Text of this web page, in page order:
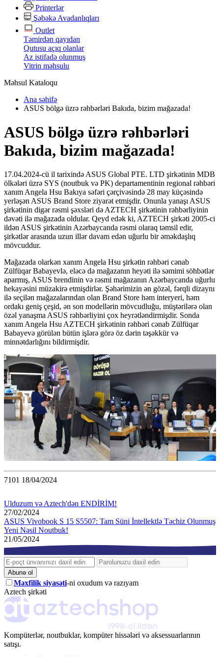
Printerlər
Şəbəkə Avadanlıqları
Outlet
Təmirdən qayıdan
Qutusu açıq olanlar
Az istifadə olunmuş
Vitrin məhsulu
Məhsul Kataloqu
Ana səhifə
ASUS bölgə üzrə rəhbərləri Bakıda, bizim mağazada!
ASUS bölgə üzrə rəhbərləri
Bakıda, bizim mağazada!
17.04.2024-cü il tarixində ASUS Global PTE. LTD şirkətinin MDB
ölkələri üzrə SYS (noutbuk və PK) departamentinin regional rəhbəri
xanım Angela Hsu Bakıya səfəri çərçivəsində 28 may küçəsində
yerləşən ASUS Brand Store ziyarət etmişdir. Onunla yanaşı ASUS
şirkətinin digər rəsmi şəxsləri də AZTECH şirkətinin rəhbərliyinin
dəvəti ilə mağazada oldular. Qeyd edək ki, AZTECH şirkəti 2005-ci
ildən ASUS şirkətinin Azərbaycanda rəsmi olaraq təmsil edir,
şirkətlər arasında uzun illər davam edən uğurlu bir əməkdaşlıq
mövcuddur.
Mağazada olarkən xanım Angela Hsu şirkətin rəhbəri cənab
Zülfüqar Babayevlə, eləcə də mağazanın heyəti ilə səmimi söhbətlər
aparmış, ASUS brendinin və rəsmi mağazanın Azərbaycanda uğurlu
hekayəsini müzakirə etmişdirlər. Şəhərimizin ən gözəl, fərqli dizaynı
ilə seçilən mağazalarından olan Brand Store həm interyeri, həm
ordakı geniş çeşid, ən son modellərin mövcudluğu, müştərilərə olan
özəl yanaşma ASUS rəhbərliyini çox heyrətləndirmişdir. Sonda
xanım Angela Hsu AZTECH şirkətinin rəhbəri cənab Zülfüqar
Babayevə görülən bütün işlərə görə öz dərin təşəkkür və
minnətdarlığını bildirmişdir.
7101 18/04/2024
Ulduzum və Aztech'dən ENDİRİM!
27/02/2024
ASUS Vivobook S 15 S5507: Tam Süni İntellektlə Təchiz Olunmuş
Yeni Nəsil Noutbuk!
21/05/2024
Abunə ol
Məxfilik siyasəti-ni oxudum və razıyam
Aztech şirkəti
Kompüterlər, noutbuklar, kompüter hissələri və aksessuarlarının
satışı.